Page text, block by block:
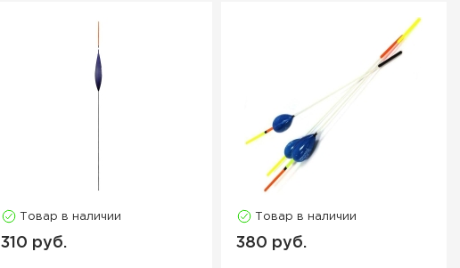
Товар в наличии
310 руб.
Товар в наличии
380 руб.